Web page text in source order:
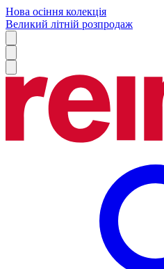
Нова осіння колекція
Великий літній розпродаж